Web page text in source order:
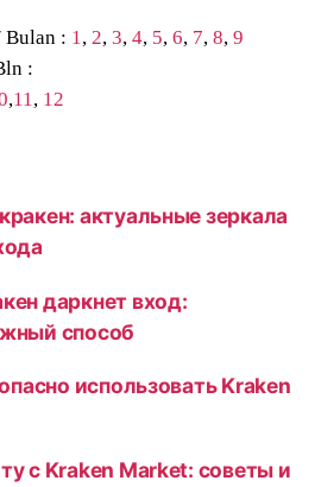
Bulan : 1 , 2,3,4, 5,6, 7,8,9
:
,11 , 12
актуальные зеркала
даркнет вход:
способ
использовать Kraken
с Kraken Market: советы и